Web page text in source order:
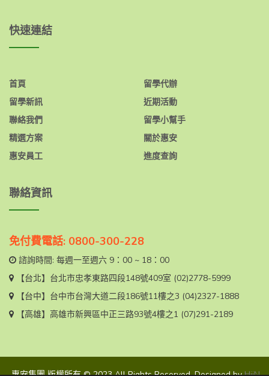
快速連結
首頁
留學新訊
聯絡我們
精選方案
惠安員工
留學代辦
近期活動
留學小幫手
關於惠安
進度查詢
聯絡資訊
免付費電話: 0800-300-228
諮詢時間: 每週一至週六 9：00 ~ 18：00
【台北】 台北市忠孝東路四段148號409室 (02)2778-5999
【台中】 台中市台灣大道二段186號11樓之3 (04)2327-1888
【高雄】 高雄市新興區中正三路93號4樓之1 (07)291-2189